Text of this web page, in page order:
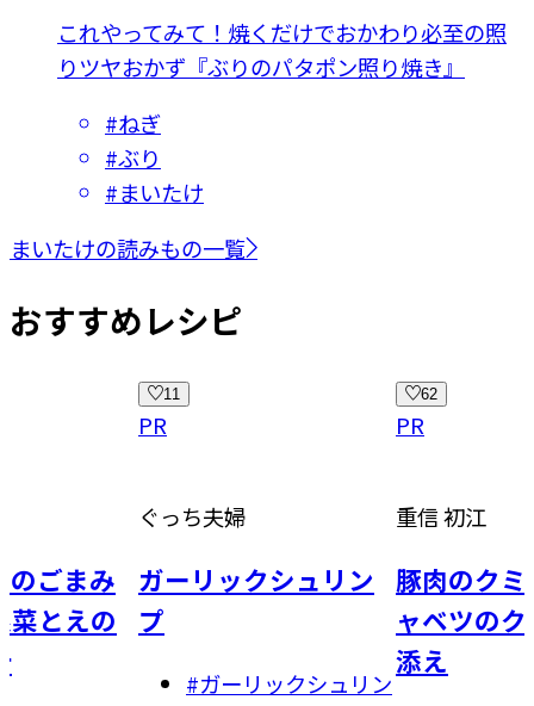
これやってみて！焼くだけでおかわり必至の照
りツヤおかず『ぶりのパタポン照り焼き』
#ねぎ
#ぶり
#まいたけ
まいたけの読みもの一覧
おすすめレシピ
ガーリックシュリン
プ
ガーリックシュリン
豚肉のクミン焼き キ
ャベツのクミンあえ